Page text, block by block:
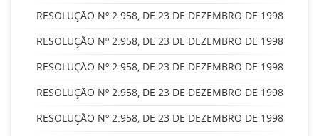
RESOLUÇÃO Nº 2.958, DE 23 DE DEZEMBRO DE 1998
RESOLUÇÃO Nº 2.958, DE 23 DE DEZEMBRO DE 1998
RESOLUÇÃO Nº 2.958, DE 23 DE DEZEMBRO DE 1998
RESOLUÇÃO Nº 2.958, DE 23 DE DEZEMBRO DE 1998
RESOLUÇÃO Nº 2.958, DE 23 DE DEZEMBRO DE 1998